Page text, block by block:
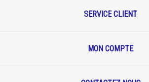
SERVICE CLIENT
MON COMPTE